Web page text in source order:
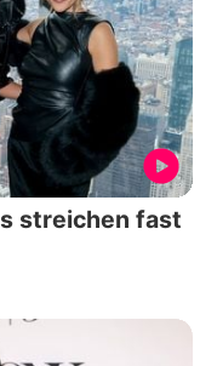
streichen fast